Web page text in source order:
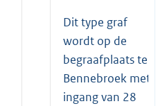
Dit type graf
wordt op de
begraafplaats te
Bennebroek met
ingang van 28